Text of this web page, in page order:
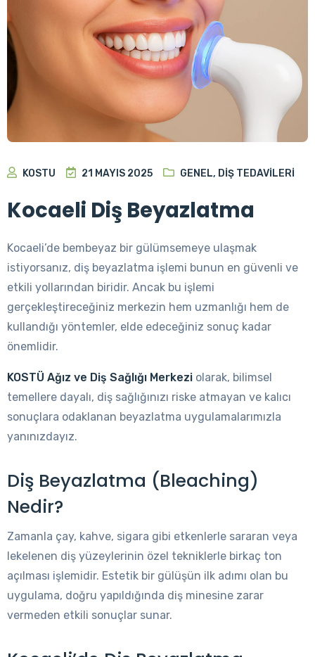
KOSTU 21 MAYIS 2025 GENEL, DIŞ TEDAVILERI
Kocaeli Diş Beyazlatma
Kocaeli’de bembeyaz bir gülümsemeye ulaşmak
istiyorsanız, diş beyazlatma işlemi bunun en güvenli ve
etkili yollarından biridir. Ancak bu işlemi
gerçekleştireceğiniz merkezin hem uzmanlığı hem de
kullandığı yöntemler, elde edeceğiniz sonuç kadar
önemlidir.
KOSTÜ Ağız ve Diş Sağlığı Merkezi olarak, bilimsel
temellere dayalı, diş sağlığınızı riske atmayan ve kalıcı
sonuçlara odaklanan beyazlatma uygulamalarımızla
yanınızdayız.
Diş Beyazlatma (Bleaching)
Nedir?
Zamanla çay, kahve, sigara gibi etkenlerle sararan veya
lekelenen diş yüzeylerinin özel tekniklerle birkaç ton
açılması işlemidir. Estetik bir gülüşün ilk adımı olan bu
uygulama, doğru yapıldığında diş minesine zarar
vermeden etkili sonuçlar sunar.